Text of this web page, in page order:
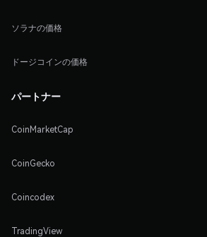
ソラナの価格
ドージコインの価格
パートナー
CoinMarketCap
CoinGecko
Coincodex
TradingView